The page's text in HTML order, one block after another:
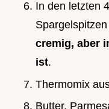
In den letzten
cremig, aber
ist.
Thermomix
Butter,